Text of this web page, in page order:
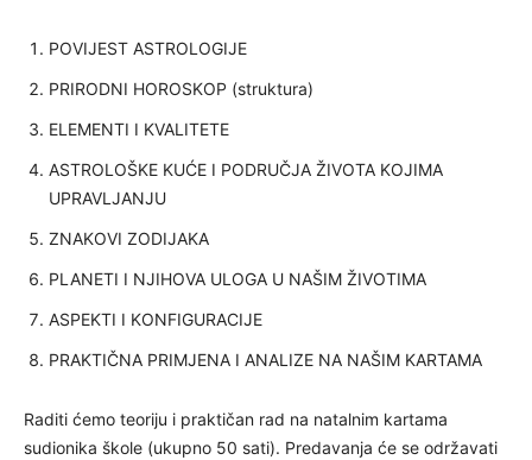
POVIJEST ASTROLOGIJE
PRIRODNI HOROSKOP (struktura)
ELEMENTI I KVALITETE
ASTROLOŠKE KUĆE I PODRUČJA ŽIVOTA KOJIMA
UPRAVLJANJU
ZNAKOVI ZODIJAKA
PLANETI I NJIHOVA ULOGA U NAŠIM ŽIVOTIMA
ASPEKTI I KONFIGURACIJE
PRAKTIČNA PRIMJENA I ANALIZE NA NAŠIM KARTAMA
Raditi ćemo teoriju i praktičan rad na natalnim kartama
sudionika škole (ukupno 50 sati). Predavanja će se održavati